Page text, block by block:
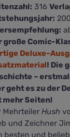
316
große Comic-
Deluxe-
! Die
–
geht es zu der
mehr Seiten!
MehrteilerHush
und Zeichner
besten und